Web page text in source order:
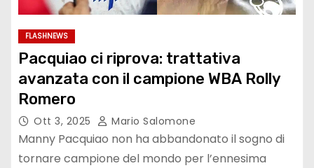
FLASHNEWS
Pacquiao ci riprova: trattativa
avanzata con il campione WBA Rolly
Romero
Ott 3, 2025 Mario Salomone
Manny Pacquiao non ha abbandonato il sogno di
tornare campione del mondo per l’ennesima